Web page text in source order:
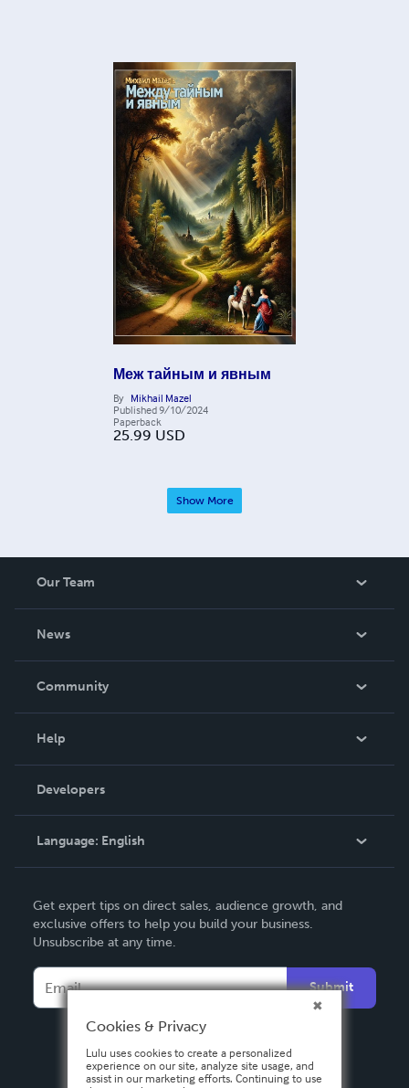
Меж тайным и явным
By Mikhail Mazel
Published9/10/2024
Paperback
25.99 USD
Show More
Our Team
News
In The News
Community
Podcast
Help
Order Lookup
Knowledge Base
Contact Support
Developers
Language: English
Deutsch
Français
Español
Get expert tips on direct sales, audience growth, and
exclusive offers to help you build your business.
Unsubscribe at any time.
Submit
Cookies & Privacy
Lulu uses cookies to create a personalized
experience on our site, analyze site usage, and
assist in our marketing efforts. Continuing to use